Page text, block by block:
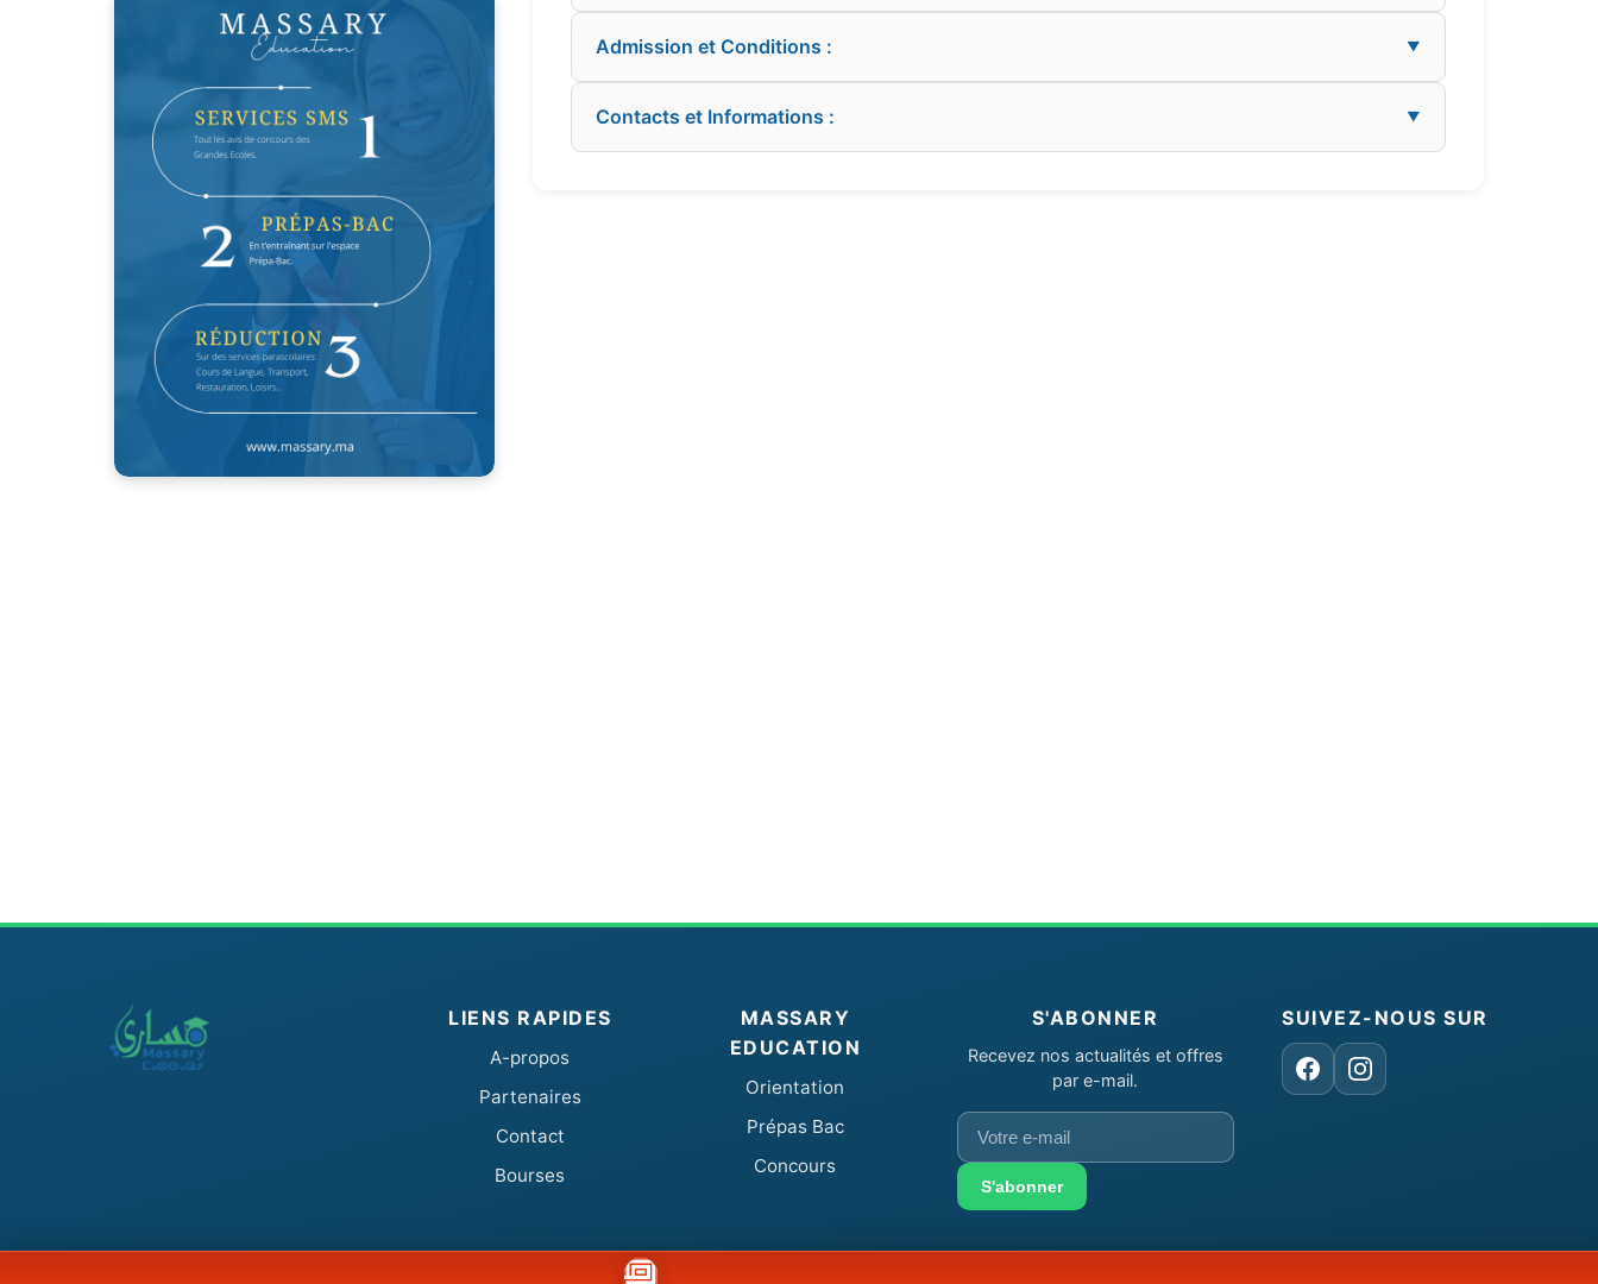
Admission et Conditions : ▼
Contacts et Informations : ▼
LIENS RAPIDES
A-propos
Partenaires
Contact
Bourses
MASSARY
EDUCATION
Orientation
Prépas Bac
Concours
S'ABONNER
Recevez nos actualités et offres
par e-mail.
Votre
e-
mailS'abonner
SUIVEZ-NOUS SUR
FacebookInstagram